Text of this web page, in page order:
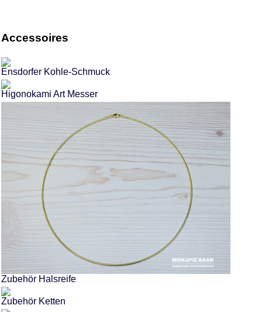
Accessoires
Ensdorfer Kohle-Schmuck
Higonokami Art Messer
Zubehör Halsreife
Zubehör Ketten